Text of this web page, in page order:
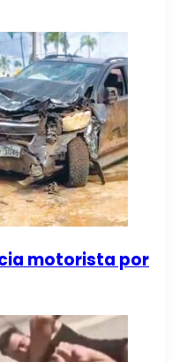
motorista por